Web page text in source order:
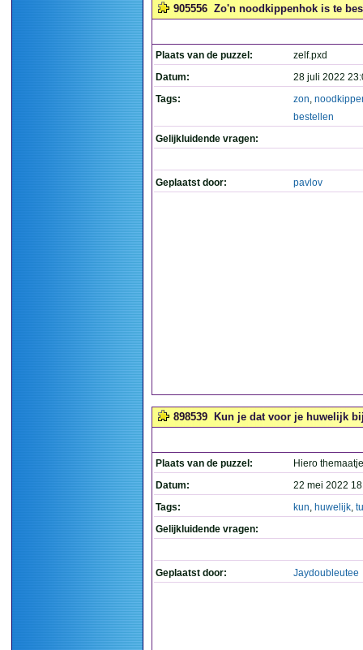
905556 Zo'n noodkippenhok is te
Plaats van de puzzel:
zelf.pxd
Datum:
28 juli 2022
Tags:
zon,
bestellen
Gelijkluidende vragen:
Geplaatst door: pavlov
898539 Kun je dat voor je huwelijk
Plaats van de puzzel:
Hiero themaatje
Datum:
22 mei 2022
Tags:
kun, huwelijk,
Gelijkluidende vragen:
Geplaatst door: Jaydoubleutee